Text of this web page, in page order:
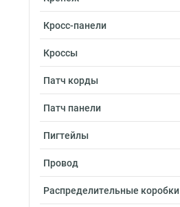
Кросс-панели
Кроссы
Патч корды
Патч панели
Пигтейлы
Провод
Распределительные коробки